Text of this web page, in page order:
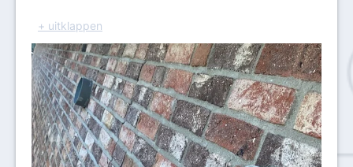
+ uitklappen